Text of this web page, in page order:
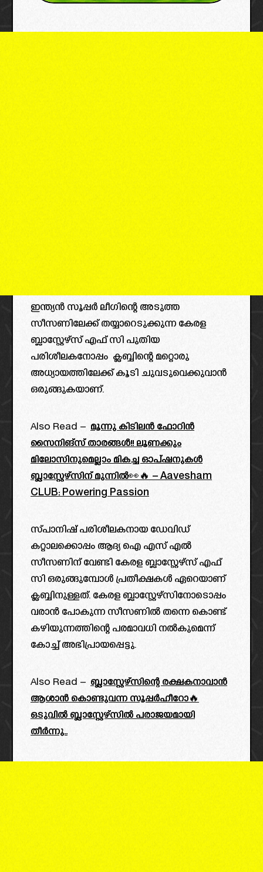
ഇന്ത്യൻ സൂപ്പർ ലീഗിന്റെ അടുത്ത
സീസണിലേക്ക് തയ്യാറെടുക്കുന്ന കേരള
ബ്ലാസ്റ്റേഴ്സ് എഫ് സി പുതിയ
പരിശീലകനോപ്പം ക്ലബ്ബിന്റെ മറ്റൊരു
അധ്യായത്തിലേക്ക് കൂടി ചുവടുവെക്കുവാൻ
ഒരുങ്ങുകയാണ്.
Also Read – മൂന്നു കിടിലൻ ഫോറിൻ
സൈനിങ്സ് താരങ്ങൾ!! ലൂണക്കും
മിലോസിനുമെല്ലാം മികച്ച ഓപ്ഷനുകൾ
ബ്ലാസ്റ്റേഴ്സിന് മുന്നിൽ👀🔥 – Aavesham
CLUB: Powering Passion
സ്പാനിഷ് പരിശീലകനായ ഡേവിഡ്
കറ്റാലക്കൊപ്പം ആദ്യ ഐ എസ് എൽ
സീസണിന് വേണ്ടി കേരള ബ്ലാസ്റ്റേഴ്സ് എഫ്
സി ഒരുങ്ങുമ്പോൾ പ്രതീക്ഷകൾ ഏറെയാണ്
ക്ലബ്ബിനുള്ളത്. കേരള ബ്ലാസ്റ്റേഴ്സിനോടൊപ്പം
വരാൻ പോകുന്ന സീസണിൽ തന്നെ കൊണ്ട്
കഴിയുന്നത്തിന്റെ പരമാവധി നൽകുമെന്ന്
കോച്ച് അഭിപ്രായപ്പെട്ടു.
Also Read – ബ്ലാസ്റ്റേഴ്സിന്റെ രക്ഷകനാവാൻ
ആശാൻ കൊണ്ടുവന്ന സൂപ്പർഹീറോ🔥
ഒടുവിൽ ബ്ലാസ്റ്റേഴ്‌സിൽ പരാജയമായി
തീർന്നു..